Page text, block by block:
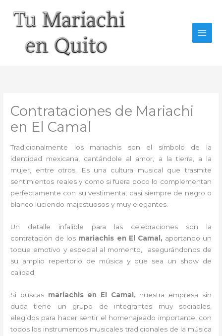
contenido
Contrataciones de Mariachi
en El Camal
Tradicionalmente los mariachis son el símbolo de la
identidad mexicana, cantándole al amor, a la tierra, a la
mujer, entre otros. Es una cultura musical que trasmite
sentimientos reales y como si fuera poco lo complementan
perfectamente con su vestimenta, casi siempre de negro o
blanco luciendo majestuosos y muy elegantes.
Un detalle infalible para las celebraciones son la
contratación de los mariachis en El Camal, aportando un
toque emotivo y especial al momento, asegurándonos de
su amplio repertorio de música y que sea un show de
calidad.
Si buscas mariachis en El Camal, nuestra empresa
sin
duda tiene un grupo de integrantes muy sociables,
elegidos para hacer sentir el homenajeado importante, con
todos los instrumentos musicales tradicionales de la música